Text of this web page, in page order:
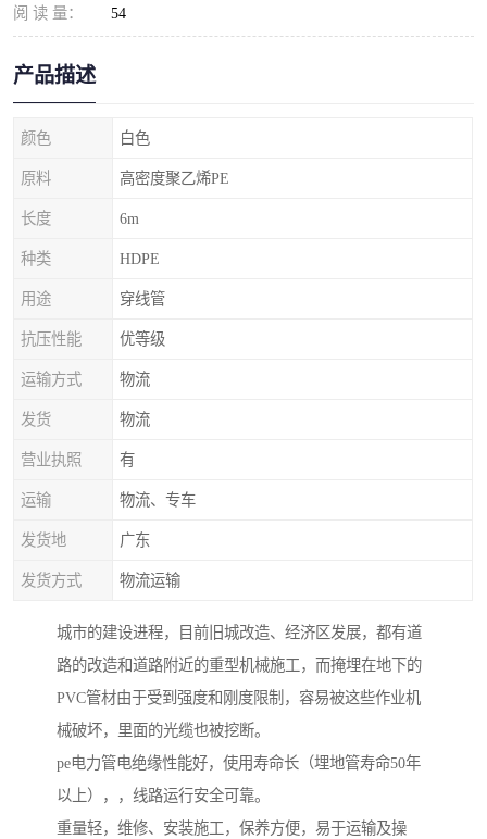
阅 读 量： 54
产品描述
颜色 白色
原料 高密度聚乙烯PE
长度 6m
种类 HDPE
用途 穿线管
抗压性能 优等级
运输方式 物流
发货 物流
营业执照 有
运输 物流、专车
发货地 广东
发货方式 物流运输
城市的建设进程，目前旧城改造、经济区发展，都有道
路的改造和道路附近的重型机械施工，而掩埋在地下的
PVC管材由于受到强度和刚度限制，容易被这些作业机
械破坏，里面的光缆也被挖断。
pe电力管电绝缘性能好，使用寿命长（埋地管寿命50年
以上），，线路运行安全可靠。
重量轻，维修、安装施工，保养方便，易于运输及操